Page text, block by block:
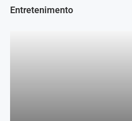
Entretenimento